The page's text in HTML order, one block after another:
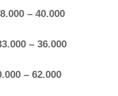
– 40.000
– 36.000
– 62.000